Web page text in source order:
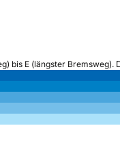
bis E (längster